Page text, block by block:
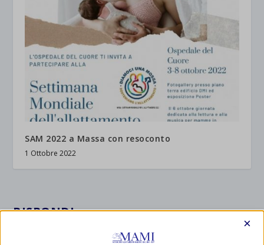
SAM 2022 a Massa con resoconto
1 Ottobre 2022
RISPONDI
×